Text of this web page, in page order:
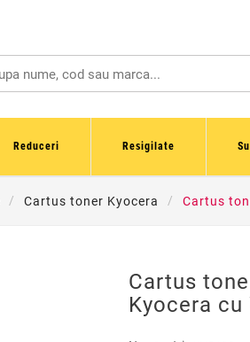
Reduceri Resigilate
Cartus toner Kyocera Cartus
Cartus
Kyocera cu